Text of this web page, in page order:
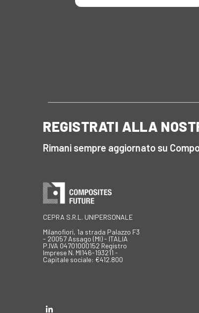
REGISTRATI ALLA
Rimani sempre aggiornato su
CEPRA S.R.L. UNIPERSONALE
Milanofiori, 1a strada Palazzo F3
- 20057 Assago (MI) - ITALIA
P.IVA 04701000152 Registro
Imprese N. MI146-193211 -
Capitale sociale: €412.800